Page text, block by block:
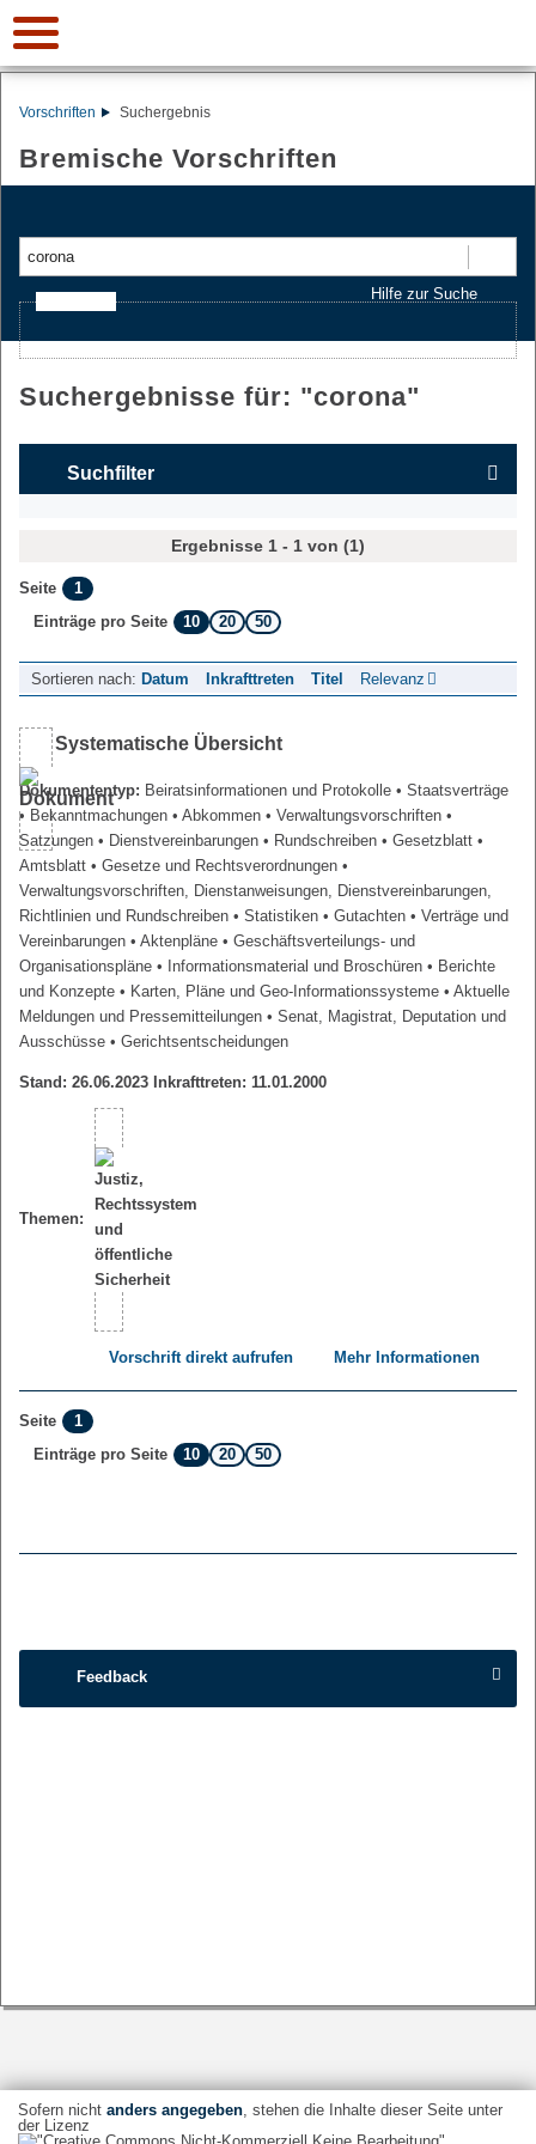
Vorschriften Suchergebnis
Bremische Vorschriften
Hilfe zur Suche
Suchergebnisse für: "corona"
Suchfilter
Ergebnisse 1 - 1 von (1)
Seite
1
Einträge pro Seite
10 20 50
Sortieren nach: Datum Inkrafttreten Titel Relevanz
Systematische Übersicht
Dokumententyp: Beiratsinformationen und Protokolle • Staatsverträge
• Bekanntmachungen • Abkommen • Verwaltungsvorschriften •
Satzungen • Dienstvereinbarungen • Rundschreiben • Gesetzblatt •
Amtsblatt • Gesetze und Rechtsverordnungen •
Verwaltungsvorschriften, Dienstanweisungen, Dienstvereinbarungen,
Richtlinien und Rundschreiben • Statistiken • Gutachten • Verträge und
Vereinbarungen • Aktenpläne • Geschäftsverteilungs- und
Organisationspläne • Informationsmaterial und Broschüren • Berichte
und Konzepte • Karten, Pläne und Geo-Informationssysteme • Aktuelle
Meldungen und Pressemitteilungen • Senat, Magistrat, Deputation und
Ausschüsse • Gerichtsentscheidungen
Stand: 26.06.2023 Inkrafttreten: 11.01.2000
Themen:
Vorschrift direkt aufrufen Mehr Informationen
Seite
1
Einträge pro Seite
10 20 50
Feedback
Sofern nicht anders angegeben, stehen die Inhalte dieser Seite unter
der Lizenz